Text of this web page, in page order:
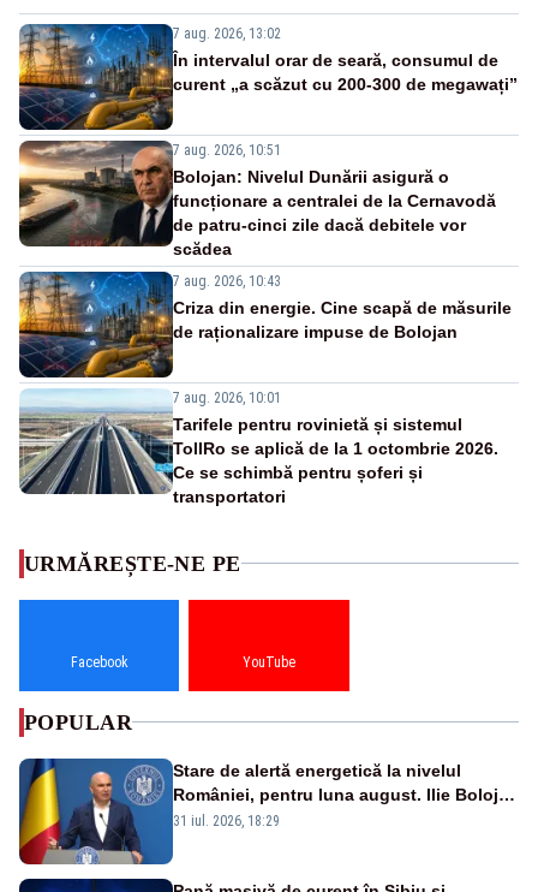
7 aug. 2026, 13:02
În intervalul orar de seară, consumul de
curent „a scăzut cu 200-300 de megawați”
7 aug. 2026, 10:51
Bolojan: Nivelul Dunării asigură o
funcționare a centralei de la Cernavodă
de patru-cinci zile dacă debitele vor
scădea
7 aug. 2026, 10:43
Criza din energie. Cine scapă de măsurile
de raționalizare impuse de Bolojan
7 aug. 2026, 10:01
Tarifele pentru rovinietă și sistemul
TollRo se aplică de la 1 octombrie 2026.
Ce se schimbă pentru șoferi și
transportatori
URMĂREȘTE-NE PE
Facebook YouTube
POPULAR
Stare de alertă energetică la nivelul
României, pentru luna august. Ilie Bolojan
a anunțat importuri și posibile restricții –
31 iul. 2026, 18:29